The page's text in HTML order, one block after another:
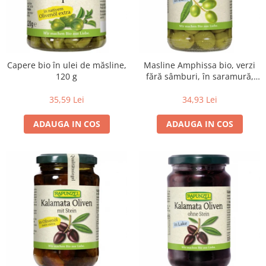
Lapte bio si bauturi vegetale
Sirop bio
Sucuri din fructe si legume bio
Superalimente
Pudre proteice bio
Superalimente bio
Uleiuri, grasimi si otet
Grasimi bio
Ulei bio
Ulei de masline bio
Uleiuri esentiale alimentare bio
Uleiuri Oxyguard
Capere bio în ulei de măsline,
120 g
35,59 Lei
ADAUGA IN COS
Masline Amphissa bio, verzi
fără sâmburi, în saramură,
34,93 Lei
ADAUGA IN COS